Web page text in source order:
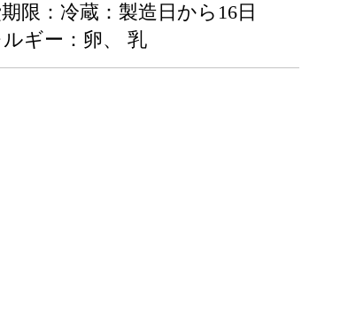
限：冷蔵：製造日から16日
ギー：卵、 乳